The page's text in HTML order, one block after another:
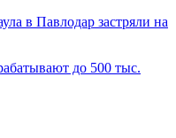
в Павлодар застряли на
до 500 тыс.